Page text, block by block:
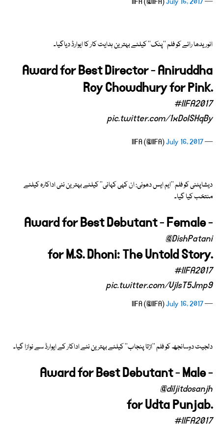
انوریدھا رائے کو فلم ''پنک'' کیلئے بہترین ہدایت کار کا ایوارڈ دیاگیا۔
Award for Best Director - Aniruddha
Roy Chowdhury for Pink.
#IIFA2017
pic.twitter.com/1xDoISHqBy
— IIFA (@IIFA)
July 16, 2017
دیشاپٹنی کو فلم ''ایم ایس دھونی: ان کہی کہانی'' کیلئے بہترین نئی اداکارہ کیلئے
منتخب کیا گیا۔
Award for Best Debutant - Female -
@DishPatani
for M.S. Dhoni: The Untold Story.
#IIFA2017
pic.twitter.com/VjIsT5Jmp9
— IIFA (@IIFA)
July 16, 2017
دلجیت دوسانجھ کو فلم ''اڑتا پنجاب'' کیلئے بہترین نئے اداکار کے ایوارڈ سے نوازا گیا۔
Award for Best Debutant - Male -
@diljitdosanjh
for Udta Punjab.
#IIFA2017